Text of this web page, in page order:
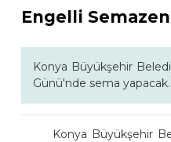
Engelli
Konya Büyükşehir
Günü'nde sema yapacak.
Konya Büyükşehir